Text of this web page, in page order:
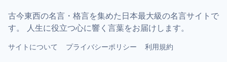
古今東西の名言・格言を集めた日本最大級の名言サイトで
す。 人生に役立つ心に響く言葉をお届けします。
サイトについて プライバシーポリシー 利用規約